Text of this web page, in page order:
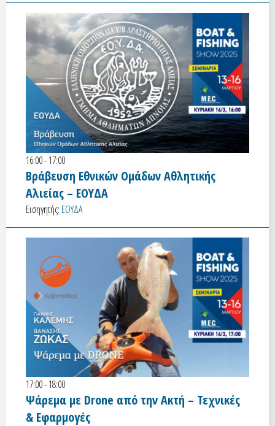
16:00 - 17:00
Βράβευση Εθνικών Ομάδων Αθλητικής
Αλιείας – ΕΟΥΔΑ
Εισηγητής: ΕΟΥΔΑ
17:00 - 18:00
Ψάρεμα με Drone από την Ακτή – Τεχνικές
& Εφαρμογές